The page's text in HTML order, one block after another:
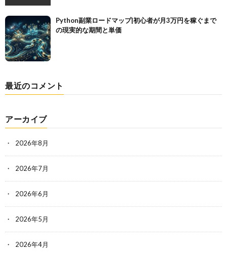
Python副業ロードマップ|初心者が月3万円を稼ぐまで
の現実的な期間と単価
最近のコメント
アーカイブ
2026年8月
2026年7月
2026年6月
2026年5月
2026年4月